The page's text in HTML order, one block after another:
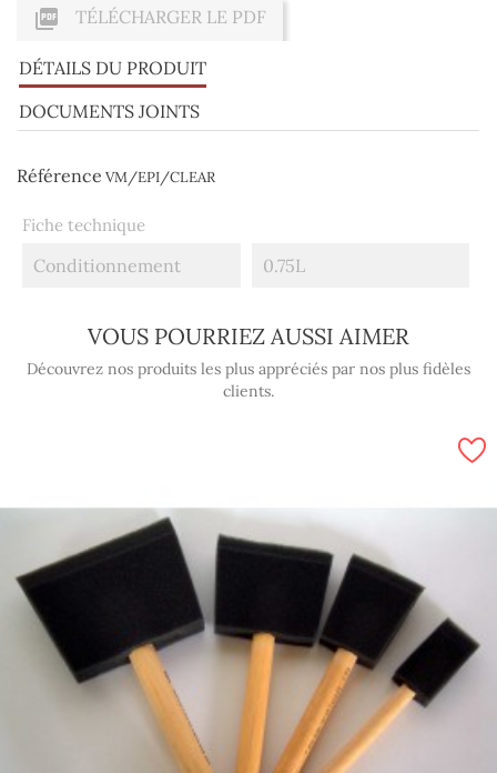
 TÉLÉCHARGER LE PDF
DÉTAILS DU PRODUIT
DOCUMENTS JOINTS
Référence VM/EPI/CLEAR
Fiche technique
Conditionnement 0.75L
VOUS POURRIEZ AUSSI AIMER
Découvrez nos produits les plus appréciés par nos plus fidèles
clients.